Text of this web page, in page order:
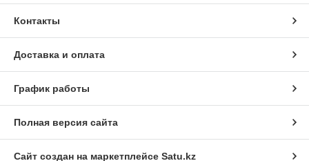
Контакты
Доставка и оплата
График работы
Полная версия сайта
Сайт создан на маркетплейсе Satu.kz